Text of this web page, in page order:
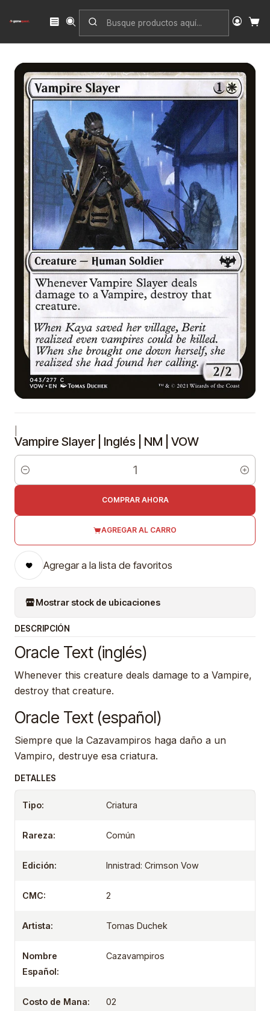
Inicio Singles
Innistrad: Crimson Vow
Vampire Slayer | Inglés | NM | VOW
Vampire Slayer | Inglés | NM | VOW
Cantidad
AGREGAR AL CARRO
COMPRAR AHORA
Agregar a la lista de favoritos
Mostrar stock de ubicaciones
DESCRIPCIÓN
Oracle Text (inglés)
Whenever this creature deals damage to a Vampire,
destroy that creature.
Oracle Text (español)
Siempre que la Cazavampiros haga daño a un
Vampiro, destruye esa criatura.
DETALLES
Tipo: Criatura
Rareza: Común
Edición: Innistrad: Crimson Vow
CMC: 2
Artista: Tomas Duchek
Nombre
Español:
Cazavampiros
Costo de Mana: 02